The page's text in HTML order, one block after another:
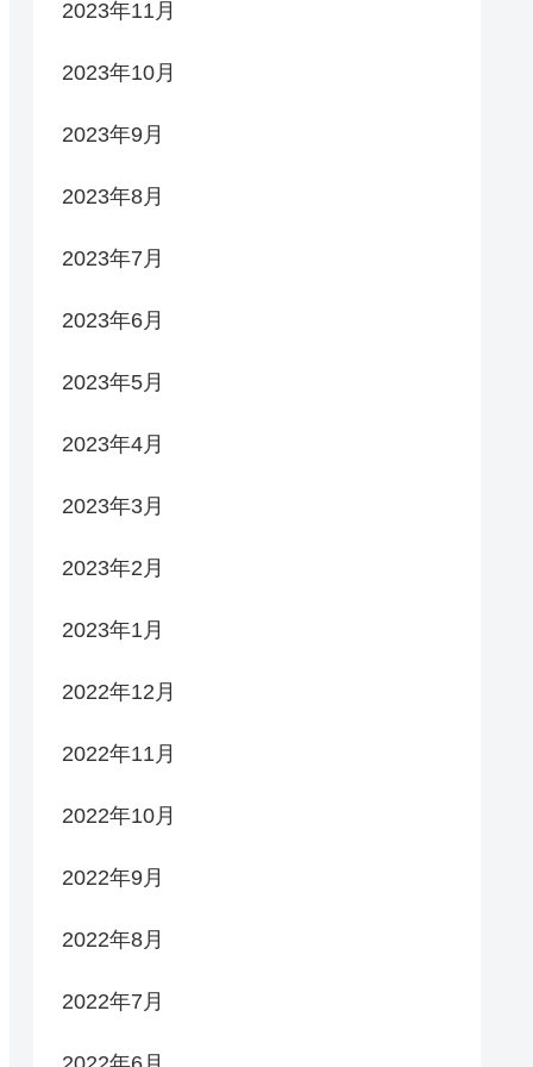
2023年11月
2023年10月
2023年9月
2023年8月
2023年7月
2023年6月
2023年5月
2023年4月
2023年3月
2023年2月
2023年1月
2022年12月
2022年11月
2022年10月
2022年9月
2022年8月
2022年7月